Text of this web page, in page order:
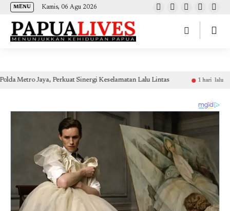
(self.SWG_BASIC = self.SWG_BASIC || []).push( basicSubscriptions => {
basicSubscriptions.init({ type: "NewsArticle", isPartOfType: ["Product"], isPartOfProductId:
MENU Kamis, 06 Agu 2026
Sinergi Keselamatan Lalu Lintas 1 hari lalu PT Jasa Raharja Raih